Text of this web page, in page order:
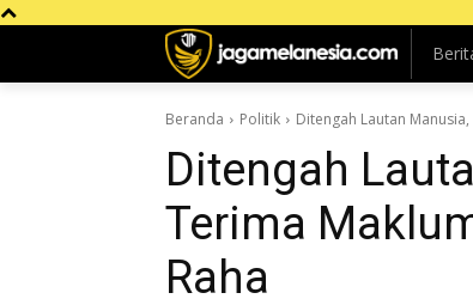
Beranda Politik Ditengah Lautan
Ditengah
Terima
Raha